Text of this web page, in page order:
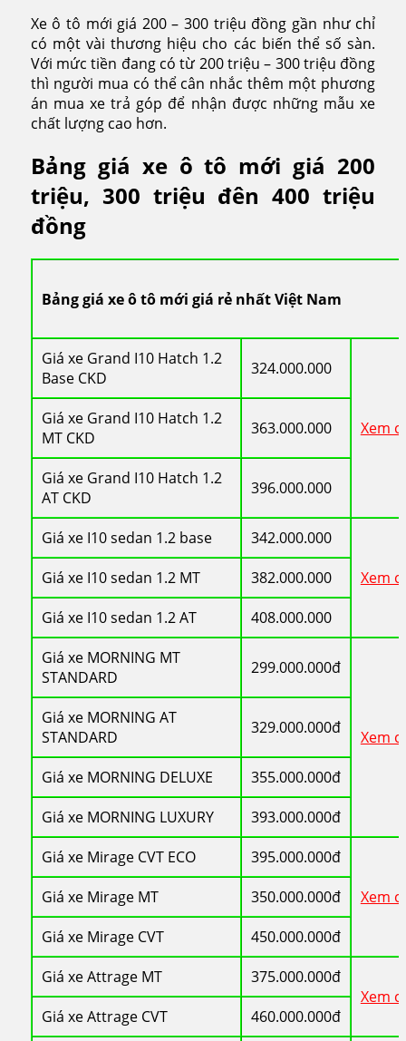
Xe ô tô mới giá 200 – 300 triệu đồng gần như chỉ
có một vài thương hiệu cho các biến thể số sàn.
Với mức tiền đang có từ 200 triệu – 300 triệu đồng
thì người mua có thể cân nhắc thêm một phương
án mua xe trả góp để nhận được những mẫu xe
chất lượng cao hơn.
Bảng giá xe ô tô mới giá 200
triệu, 300 triệu đên 400 triệu
đồng
Bảng giá xe ô tô mới giá rẻ nhất Việt Nam
Giá xe Grand I10 Hatch 1.2
Base CKD
324.000.000
Xem
Giá xe Grand I10 Hatch 1.2
MT CKD
363.000.000
Giá xe Grand I10 Hatch 1.2
AT CKD
396.000.000
Giá xe I10 sedan 1.2 base
342.000.000
Xem
Giá xe I10 sedan 1.2 MT
382.000.000
Giá xe I10 sedan 1.2 AT
408.000.000
Giá xe MORNING MT
STANDARD
299.000.000đ
Xem
Giá xe MORNING AT
STANDARD
329.000.000đ
Giá xe MORNING DELUXE
355.000.000đ
Giá xe MORNING LUXURY
393.000.000đ
Giá xe Mirage CVT ECO
395.000.000đ
Xem
Giá xe Mirage MT
350.000.000đ
Giá xe Mirage CVT
450.000.000đ
Giá xe Attrage MT
375.000.000đ
Xem
Giá xe Attrage CVT
460.000.000đ